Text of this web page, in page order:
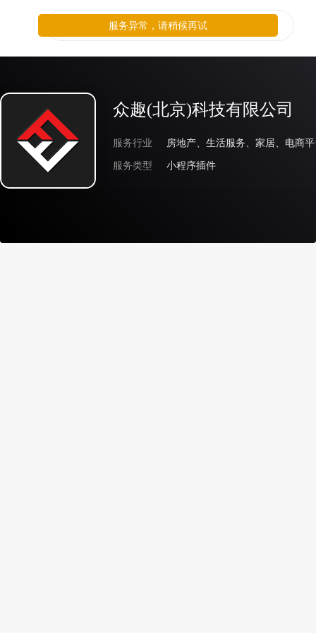
众趣(北京)科技有限公司
服务行业
房地产、生活服务、家居、电商
服务类型
小程序插件
服务异常，请稍候再试